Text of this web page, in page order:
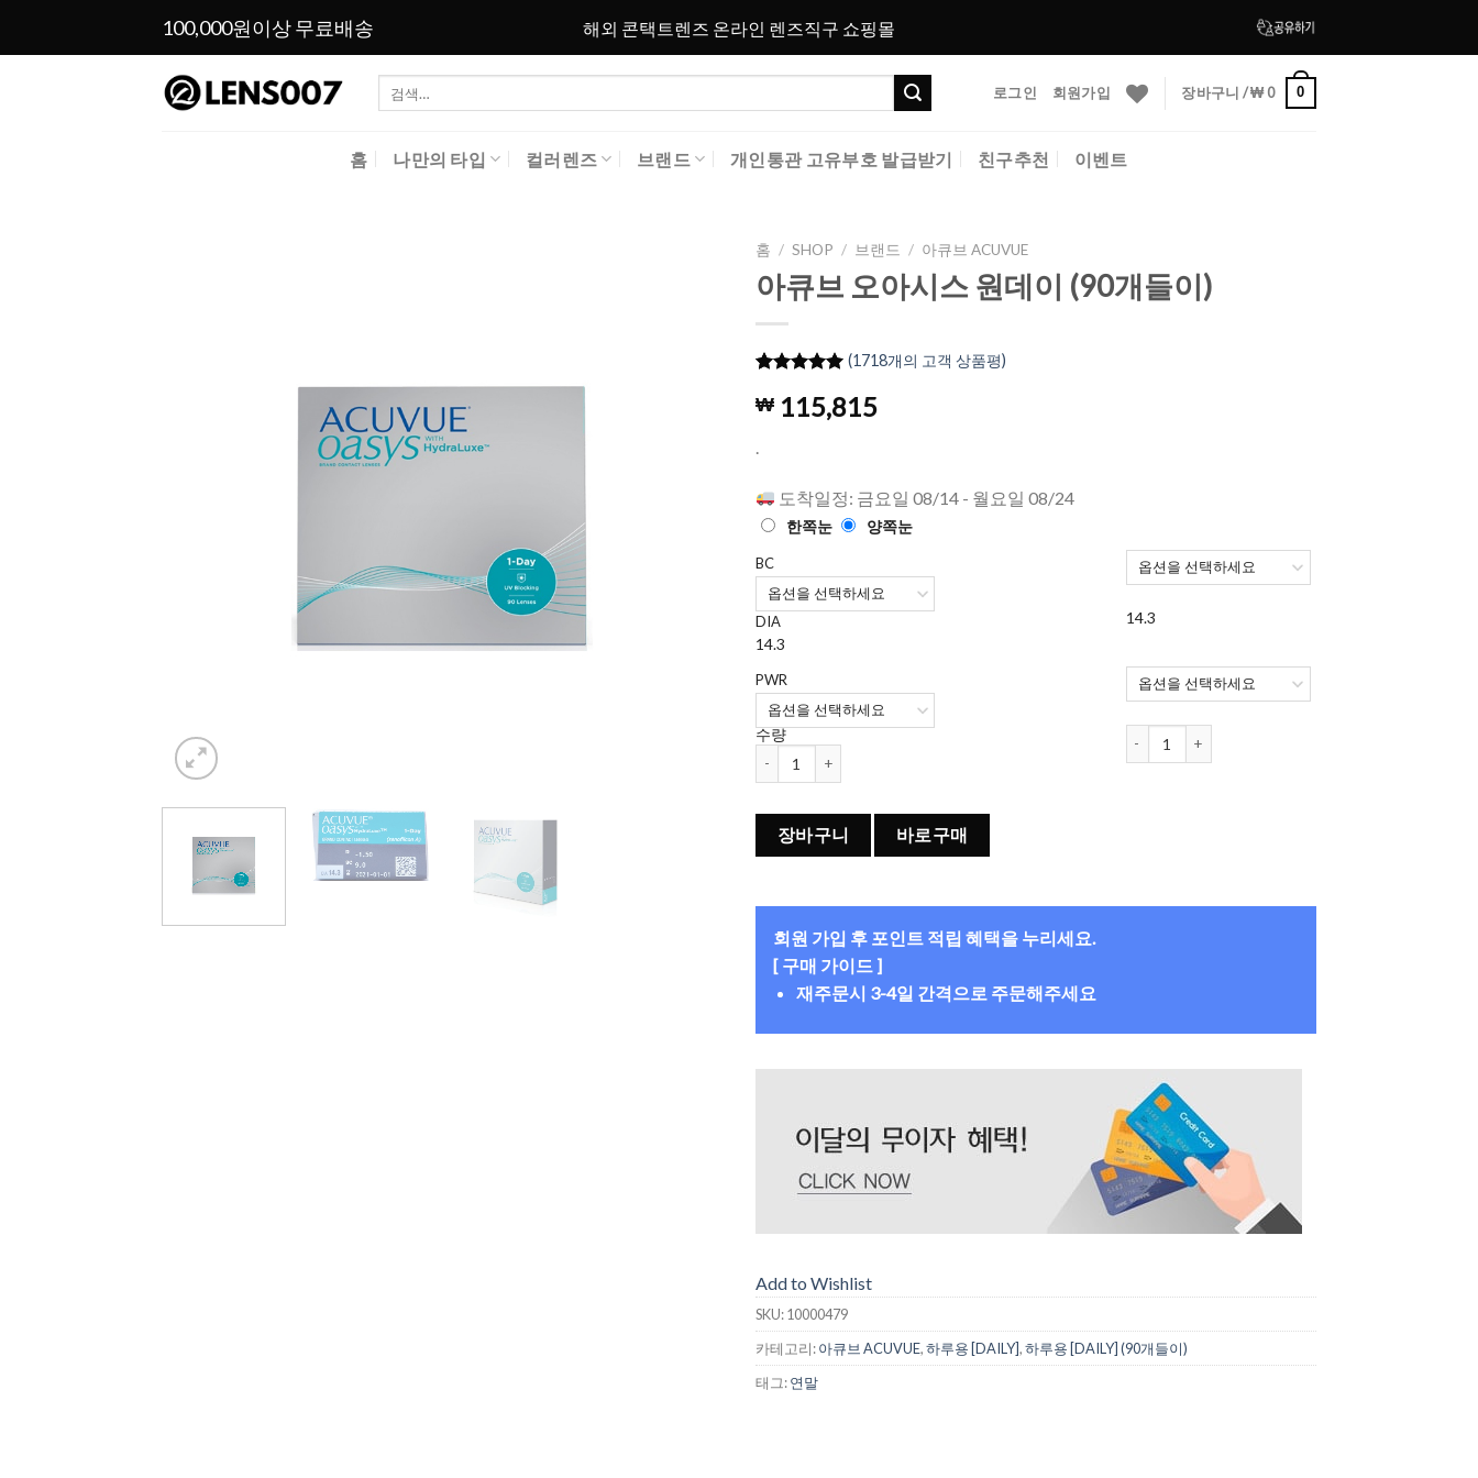
100,000원이상 무료배송 해외 콘택트렌즈 온라인 렌즈직구 쇼핑몰
색:
로그인 회원가입 장바구니 /₩0 0
홈 나만의 타입 컬러렌즈 브랜드 개인통관 고유부호 발급받기 친구추천 이벤트
홈 / SHOP / 브랜드 / 아큐브 ACUVUE
아큐브 오아시스 원데이 (90개들이)
고객 평가
를 기준으
점에
(1718개의 고객 상품평)
₩ 115,815
도착일정: 금요일 08/14 - 월요일 08/24
한쪽눈 양쪽눈
BC
DIA
14.3
PWR
수량
아큐브 오아시스 원데이 (90개들이) 수량
14.3
아큐브 오아시스 원데이 (90개들이) 수량
장바구니 바로구매
회원 가입 후 포인트 적립 혜택을 누리세요.
[ 구매 가이드 ]
재주문시 3-4일 간격으로 주문해주세요
Add to Wishlist
SKU:10000479
카테고리:아큐브 ACUVUE,하루용 [DAILY],하루용 [DAILY] (90개들이)
태그:연말